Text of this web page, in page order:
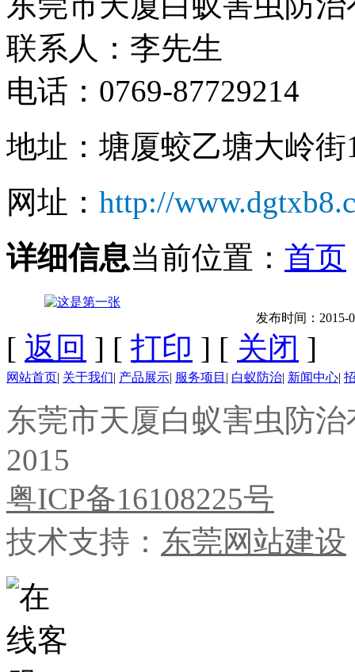
联系人：李先生
电话：0769-87729214
地址：塘厦蛟乙塘大岭街
网址： http://
详细信息当前位置： 首页
发布时间：2015-
[ 返回 ] [ 打印 ] [ 关闭 ]
网站首页| 关于我们| 产品展示| 服务项目 | 白蚁防治| 新闻中心|
东莞市天厦白蚁害虫防
2015
粤ICP备16108225号
技术支持： 东莞网站建设